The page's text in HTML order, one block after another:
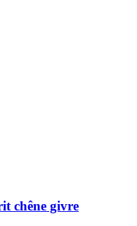
chêne givre